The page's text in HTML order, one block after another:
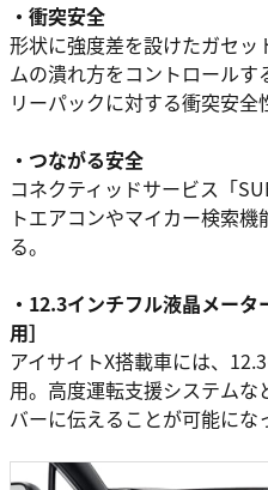
・衝突安全
形状に強度差を設けたガセ
ムの潰れ方をコントロール
リーパックに対する衝突安全
・つながる安全
コネクティッドサービス「
トエアコンやマイカー検索
る。
・12.3インチフル液晶メー
用］
アイサイトX搭載車には、
用。高度運転支援システム
バーに伝えることが可能にな